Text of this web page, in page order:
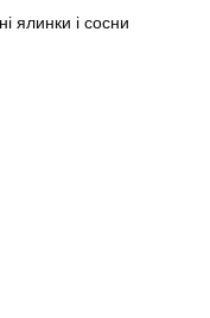
ялинки і сосни